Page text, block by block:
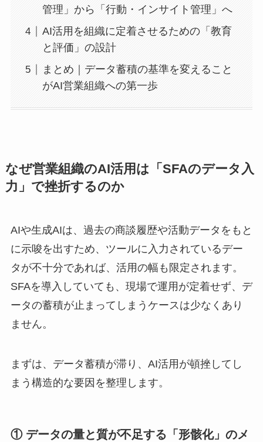
管理」から「行動・インサイト管理」へ
AI活用を組織に定着させるための「教育
と評価」の設計
まとめ｜データ蓄積の基準を変えること
がAI営業組織への第一歩
なぜ営業組織のAI活用は「SFAのデータ入
力」で挫折するのか
AIや生成AIは、過去の商談履歴や活動データをもと
に示唆を出すため、ツールに入力されているデー
タが不十分であれば、活用の幅も限定されます。
SFAを導入していても、現場で運用が定着せず、デ
ータの蓄積が止まってしまうケースは少なくあり
ません。
まずは、データ蓄積が滞り、AI活用が頓挫してし
まう構造的な要因を整理します。
① データの量と質が不足する「形骸化」のメ